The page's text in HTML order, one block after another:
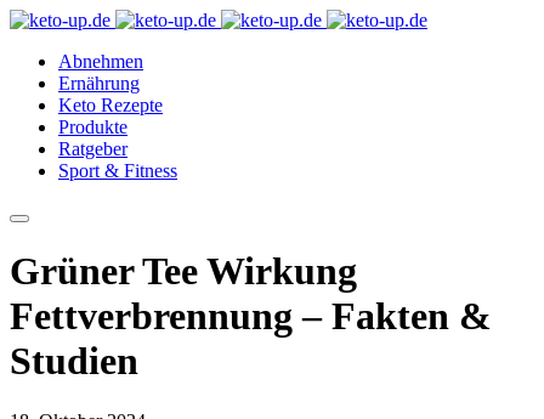
Abnehmen
Ernährung
Keto Rezepte
Produkte
Ratgeber
Sport & Fitness
Grüner Tee Wirkung
Fettverbrennung – Fakten &
Studien